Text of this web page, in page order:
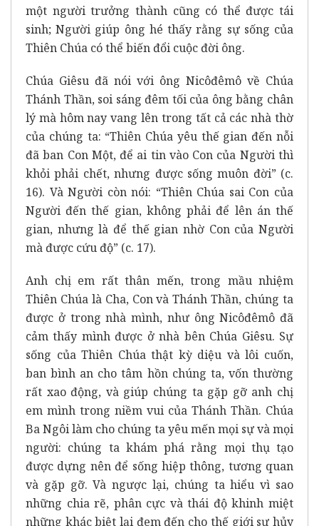
một người trưởng thành cũng có thể được tái
sinh; Người giúp ông hé thấy rằng sự sống của
Thiên Chúa có thể biến đổi cuộc đời ông.
Chúa Giêsu đã nói với ông Nicôđêmô về Chúa
Thánh Thần, soi sáng đêm tối của ông bằng chân
lý mà hôm nay vang lên trong tất cả các nhà thờ
của chúng ta: “Thiên Chúa yêu thế gian đến nỗi
đã ban Con Một, để ai tin vào Con của Người thì
khỏi phải chết, nhưng được sống muôn đời” (c.
16). Và Người còn nói: “Thiên Chúa sai Con của
Người đến thế gian, không phải để lên án thế
gian, nhưng là để thế gian nhờ Con của Người
mà được cứu độ” (c. 17).
Anh chị em rất thân mến, trong mầu nhiệm
Thiên Chúa là Cha, Con và Thánh Thần, chúng ta
được ở trong nhà mình, như ông Nicôđêmô đã
cảm thấy mình được ở nhà bên Chúa Giêsu. Sự
sống của Thiên Chúa thật kỳ diệu và lôi cuốn,
ban bình an cho tâm hồn chúng ta, vốn thường
rất xao động, và giúp chúng ta gặp gỡ anh chị
em mình trong niềm vui của Thánh Thần. Chúa
Ba Ngôi làm cho chúng ta yêu mến mọi sự và mọi
người: chúng ta khám phá rằng mọi thụ tạo
được dựng nên để sống hiệp thông, tương quan
và gặp gỡ. Và ngược lại, chúng ta hiểu vì sao
những chia rẽ, phân cực và thái độ khinh miệt
những khác biệt lại đem đến cho thế giới sự hủy